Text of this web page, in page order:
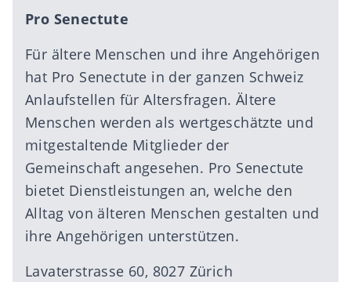
Pro Senectute
Für ältere Menschen und ihre Angehörigen
hat Pro Senectute in der ganzen Schweiz
Anlaufstellen für Altersfragen. Ältere
Menschen werden als wertgeschätzte und
mitgestaltende Mitglieder der
Gemeinschaft angesehen. Pro Senectute
bietet Dienstleistungen an, welche den
Alltag von älteren Menschen gestalten und
ihre Angehörigen unterstützen.
Lavaterstrasse 60, 8027 Zürich